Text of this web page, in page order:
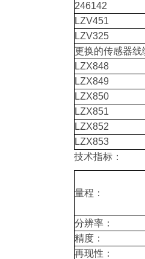
246142
LZV451
LZV325
更换的传感器线
LZX848
LZX849
LZX850
LZX851
LZX852
LZX853
技术指标：
量程：
分辨率：
精度：
再现性：